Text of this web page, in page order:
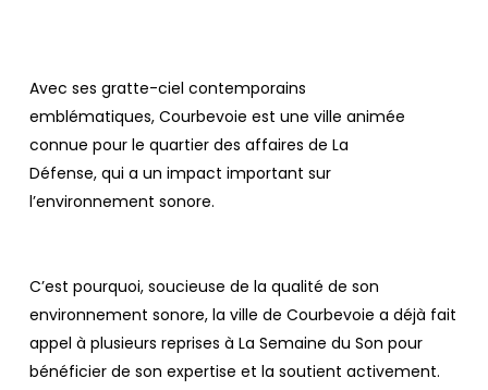
Avec ses gratte-ciel contemporains
emblématiques, Courbevoie est une ville animée
connue pour le quartier des affaires de La
Défense, qui a un impact important sur
l’environnement sonore.
C’est pourquoi, soucieuse de la qualité de son
environnement sonore, la ville de Courbevoie a déjà fait
appel à plusieurs reprises à La Semaine du Son pour
bénéficier de son expertise et la soutient activement.